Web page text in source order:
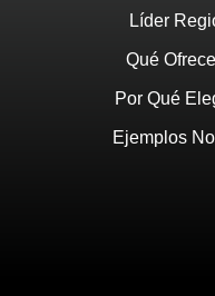
Líder
Qué
Por Qué
Ejemplos